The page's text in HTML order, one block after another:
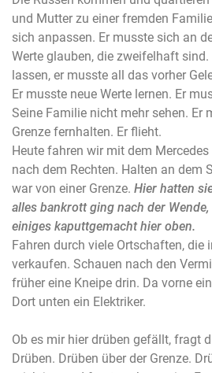
und Mutter zu einer fremden
sich anpassen. Er musste sich an
Werte glauben, die zweifelhaft
lassen, er musste all das vorher
Er musste neue Werte lernen. Er
Seine Familie nicht mehr sehen. Er
Grenze fernhalten. Er flieht.
Heute fahren wir mit dem
nach dem Rechten. Halten an dem
war von einer Grenze. Hier hatten
alles bankrott ging nach der Wende,
einiges kaputtgemacht hier oben.
Fahren durch viele Ortschaften, die
verkaufen. Schauen nach den
früher eine Kneipe drin. Da vorne
Dort unten ein Elektriker.
Ob es mir hier drüben gefällt, fragt
Drüben. Drüben über der Grenze.